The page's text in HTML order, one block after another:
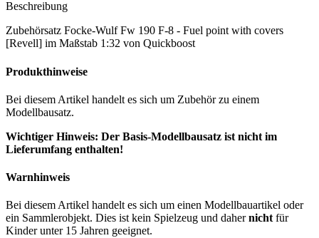
Beschreibung
Zubehörsatz Focke-Wulf Fw 190 F-8 - Fuel point with covers
[Revell] im Maßstab 1:32 von Quickboost
Produkthinweise
Bei diesem Artikel handelt es sich um Zubehör zu einem
Modellbausatz.
Wichtiger Hinweis: Der Basis-Modellbausatz ist nicht im
Lieferumfang enthalten!
Warnhinweis
Bei diesem Artikel handelt es sich um einen Modellbauartikel oder
ein Sammlerobjekt. Dies ist kein Spielzeug und dahernicht für
Kinder unter 15 Jahren geeignet.